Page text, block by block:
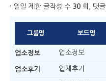
일일 제한 글작성 수 30 회, 댓글
그룹명 보드명
업소정보 업소정보
업소후기 업체후기